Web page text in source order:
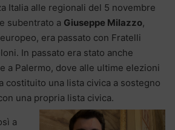
Italia alle regionali del 5 novembre
subentrato a Giuseppe Milazzo,
era passato con Fratelli
In passato era stato anche
a Palermo, dove alle ultime elezioni
costituito una lista civica a sostegno
una propria lista civica.
a